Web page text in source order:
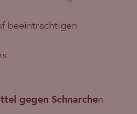
beeinträchtigen
gegen Schnarchen